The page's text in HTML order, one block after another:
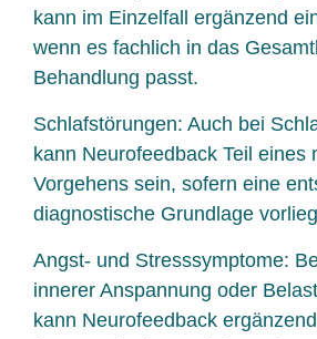
kann im Einzelfall ergänzend
wenn es fachlich in das
Behandlung passt.
Schlafstörungen: Auch bei
kann Neurofeedback Teil eines
Vorgehens sein, sofern eine
diagnostische Grundlage
Angst- und Stresssymptome:
innerer Anspannung oder
kann Neurofeedback